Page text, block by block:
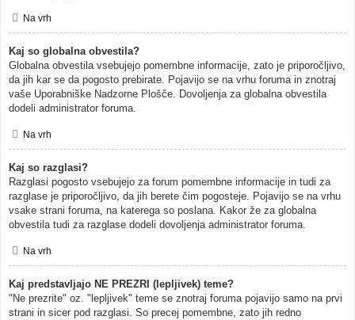
Na vrh
Kaj so globalna obvestila?
Globalna obvestila vsebujejo pomembne informacije, zato je priporočljivo,
da jih kar se da pogosto prebirate. Pojavijo se na vrhu foruma in znotraj
vaše Uporabniške Nadzorne Plošče. Dovoljenja za globalna obvestila
dodeli administrator foruma.
Na vrh
Kaj so razglasi?
Razglasi pogosto vsebujejo za forum pomembne informacije in tudi za
razglase je priporočljivo, da jih berete čim pogosteje. Pojavijo se na vrhu
vsake strani foruma, na katerega so poslana. Kakor že za globalna
obvestila tudi za razglase dodeli dovoljenja administrator foruma.
Na vrh
Kaj predstavljajo NE PREZRI (lepljivek) teme?
"Ne prezrite" oz. "lepljivek" teme se znotraj foruma pojavijo samo na prvi
strani in sicer pod razglasi. So precej pomembne, zato jih redno